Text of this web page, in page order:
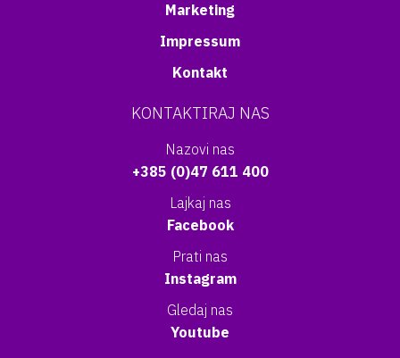
Marketing
Impressum
Kontakt
KONTAKTIRAJ NAS
Nazovi nas
+385 (0)47 611 400
Lajkaj nas
Facebook
Prati nas
Instagram
Gledaj nas
Youtube